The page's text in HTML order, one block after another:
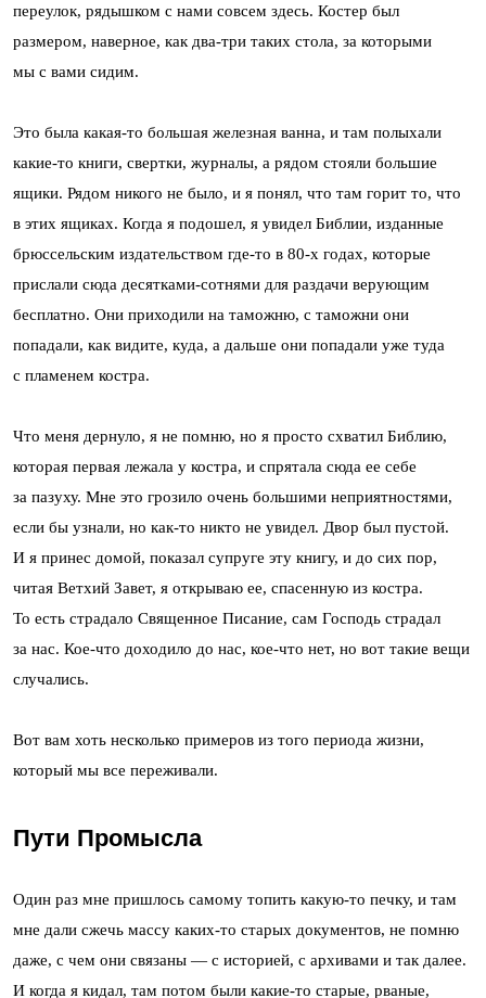
переулок, рядышком с нами совсем здесь. Костер был
размером, наверное, как два-три таких стола, за которыми
мы с вами сидим.
Это была какая-то большая железная ванна, и там полыхали
какие-то книги, свертки, журналы, а рядом стояли большие
ящики. Рядом никого не было, и я понял, что там горит то, что
в этих ящиках. Когда я подошел, я увидел Библии, изданные
брюссельским издательством где-то в 80-х годах, которые
прислали сюда десятками-сотнями для раздачи верующим
бесплатно. Они приходили на таможню, с таможни они
попадали, как видите, куда, а дальше они попадали уже туда
с пламенем костра.
Что меня дернуло, я не помню, но я просто схватил Библию,
которая первая лежала у костра, и спрятала сюда ее себе
за пазуху. Мне это грозило очень большими неприятностями,
если бы узнали, но как-то никто не увидел. Двор был пустой.
И я принес домой, показал супруге эту книгу, и до сих пор,
читая Ветхий Завет, я открываю ее, спасенную из костра.
То есть страдало Священное Писание, сам Господь страдал
за нас. Кое-что доходило до нас, кое-что нет, но вот такие вещи
случались.
Вот вам хоть несколько примеров из того периода жизни,
который мы все переживали.
Пути Промысла
Один раз мне пришлось самому топить какую-то печку, и там
мне дали сжечь массу каких-то старых документов, не помню
даже, с чем они связаны — с историей, с архивами и так далее.
И когда я кидал, там потом были какие-то старые, рваные,